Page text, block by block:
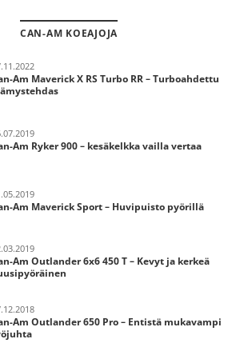
CAN-AM KOEAJOJA
Am Maverick X RS Turbo RR – Turboahdettu
Am Ryker 900 – kesäkelkka vailla vertaa
Am Maverick Sport – Huvipuisto pyörillä
Am Outlander 6x6 450 T – Kevyt ja kerkeä
Am Outlander 650 Pro – Entistä mukavampi